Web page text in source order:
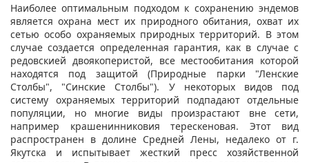
Наиболее оптимальным подходом к сохранению эндемов
является охрана мест их природного обитания, охват их
сетью особо охраняемых природных территорий. В этом
случае создается определенная гарантия, как в случае с
редовскией двоякоперистой, все местообитания которой
находятся под защитой (Природные парки "Ленские
Столбы", "Синские Столбы"). У некоторых видов под
систему охраняемых территорий подпадают отдельные
популяции, но многие виды произрастают вне сети,
например крашенинниковия терескеновая. Этот вид
распространен в долине Средней Лены, недалеко от г.
Якутска и испытывает жесткий пресс хозяйственной